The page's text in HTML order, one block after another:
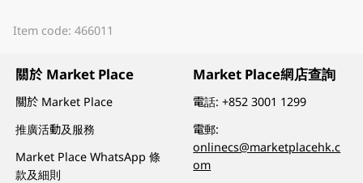
Item code: 466011
關於 Market Place
關於 Market Place
推廣活動及服務
Market Place WhatsApp 條
款及細則
Market Place網店查詢
電話:+852 3001 1299
電郵:
onlinecs@marketplacehk.c
om